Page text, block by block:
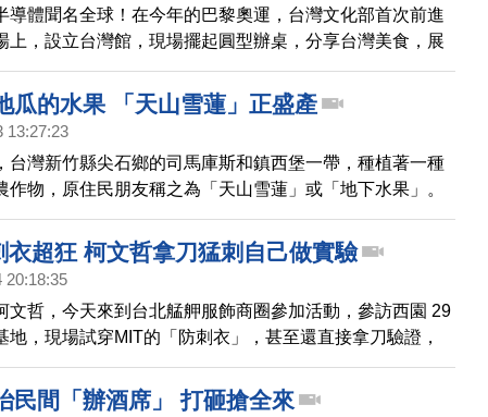
建築後，今天上午又搭回來，但經過溝通，又自行在下午5
畢，北市府也認定合法。
導體聞名全球！在今年的巴黎奧運，台灣文化部首次前進
上，設立台灣館，現場擺起圓型辦桌，分享台灣美食，展
請看我們巴黎記者的報導。
瓜的水果 「天山雪蓮」正盛產
13:27:23
台灣新竹縣尖石鄉的司馬庫斯和鎮西堡一帶，種植著一種
作物，原住民朋友稱之為「天山雪蓮」或「地下水果」。
收期，我們帶您一起深入部落去瞧瞧。
衣超狂 柯文哲拿刀猛刺自己做實驗
20:18:35
文哲，今天來到台北艋舺服飾商圈參加活動，參訪西園 29
地，現場試穿MIT的「防刺衣」，甚至還直接拿刀驗證，
了，讓柯文哲直誇台灣紡織業很厲害。
民間「辦酒席」 打砸搶全來